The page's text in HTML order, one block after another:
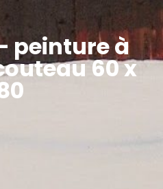
peinture à
60 x